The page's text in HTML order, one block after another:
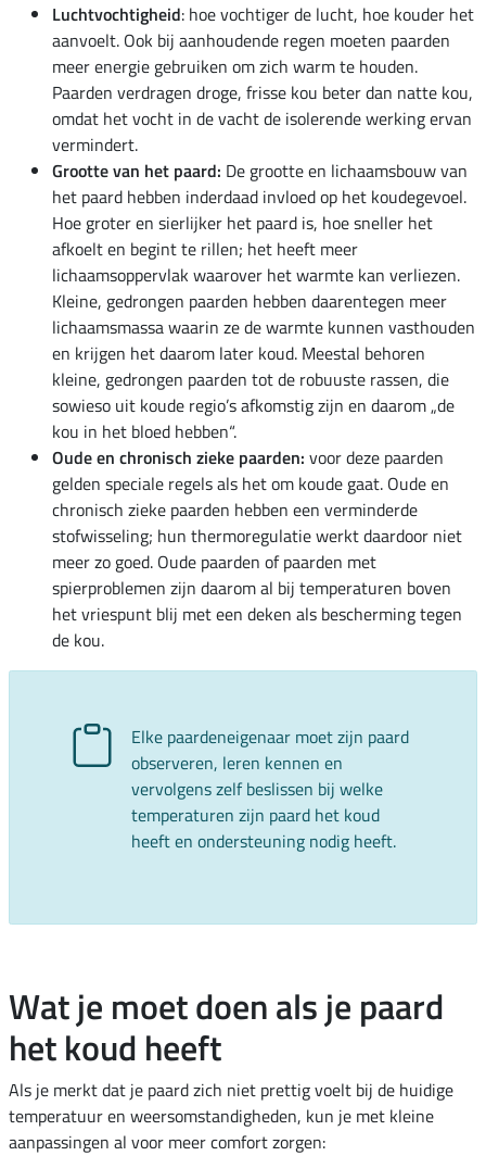
Luchtvochtigheid: hoe vochtiger de lucht, hoe kouder het
aanvoelt. Ook bij aanhoudende regen moeten paarden
meer energie gebruiken om zich warm te houden.
Paarden verdragen droge, frisse kou beter dan natte kou,
omdat het vocht in de vacht de isolerende werking ervan
vermindert.
Grootte van het paard: De grootte en lichaamsbouw van
het paard hebben inderdaad invloed op het koudegevoel.
Hoe groter en sierlijker het paard is, hoe sneller het
afkoelt en begint te rillen; het heeft meer
lichaamsoppervlak waarover het warmte kan verliezen.
Kleine, gedrongen paarden hebben daarentegen meer
lichaamsmassa waarin ze de warmte kunnen vasthouden
en krijgen het daarom later koud. Meestal behoren
kleine, gedrongen paarden tot de robuuste rassen, die
sowieso uit koude regio’s afkomstig zijn en daarom „de
kou in het bloed hebben“.
Oude en chronisch zieke paarden: voor deze paarden
gelden speciale regels als het om koude gaat. Oude en
chronisch zieke paarden hebben een verminderde
stofwisseling; hun thermoregulatie werkt daardoor niet
meer zo goed. Oude paarden of paarden met
spierproblemen zijn daarom al bij temperaturen boven
het vriespunt blij met een deken als bescherming tegen
de kou.
Elke paardeneigenaar moet zijn paard
observeren, leren kennen en
vervolgens zelf beslissen bij welke
temperaturen zijn paard het koud
heeft en ondersteuning nodig heeft.
Wat je moet doen als je paard
het koud heeft
Als je merkt dat je paard zich niet prettig voelt bij de huidige
temperatuur en weersomstandigheden, kun je met kleine
aanpassingen al voor meer comfort zorgen: